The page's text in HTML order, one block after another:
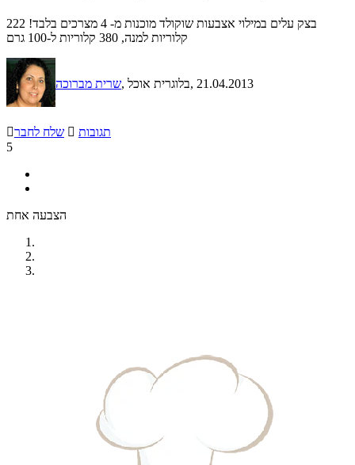
בצק עלים במילוי אצבעות שוקולד מוכנות מ- 4 מצרכים בלבד! 222
קלוריות למנה, 380 קלוריות ל-100 גרם
שרית מברוכה , בלוגרית אוכל, 21.04.2013
שלח לחבר  תגובות
5
הצבעה אחת